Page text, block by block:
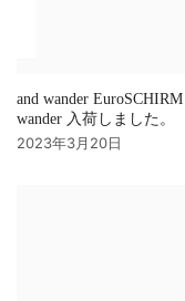
and wander
wander 入荷しました。
2023年3月20日